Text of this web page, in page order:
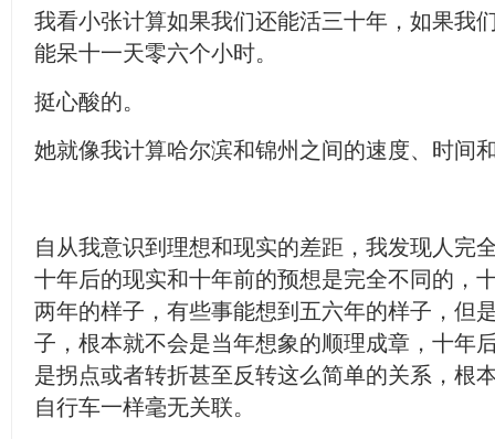
我看小张计算如果我们还能活三十年，如果我
能呆十一天零六个小时。
挺心酸的。
她就像我计算哈尔滨和锦州之间的速度、时间
自从我意识到理想和现实的差距，我发现人完
十年后的现实和十年前的预想是完全不同的，
两年的样子，有些事能想到五六年的样子，但
子，根本就不会是当年想象的顺理成章，十年
是拐点或者转折甚至反转这么简单的关系，根
自行车一样毫无关联。